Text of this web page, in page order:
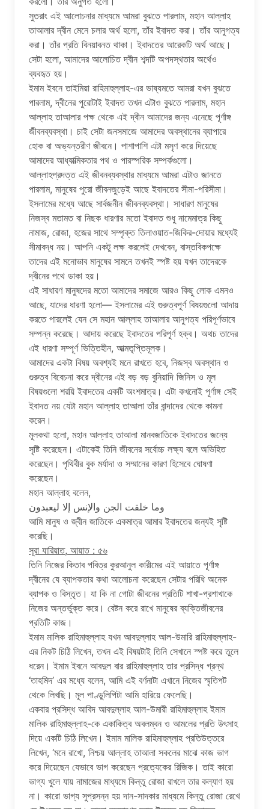
সুতরাং এই আলোচনার মাধ্যমে আমরা বুঝতে পারলাম, মহান আল্লাহ
তাআলার দ্বীন মেনে চলার অর্থ হলো, তাঁর ইবাদত করা। তাঁর আনুগত্য
করা। তাঁর প্রতি বিনয়াবনত থাকা। ইবাদতের আরেকটি অর্থ আছে।
সেটা হলো, আমাদের আলোচিত দ্বীন শব্দটি অপদস্থতার অর্থেও
ব্যবহৃত হয়।
ইমাম ইবনে তাইমিয়া রাহিমাহুল্লাহ-এর ভাষ্যমতে আমরা যখন বুঝতে
পারলাম, দ্বীনের পুরোটাই ইবাদত তখন এটাও বুঝতে পারলাম, মহান
আল্লাহ তাআলার পক্ষ থেকে এই দ্বীন আমাদের জন্য এনেছে পূর্ণাঙ্গ
জীবনব্যবস্থা। চাই সেটা জনসমাজে আমাদের অবস্থানের ব্যাপারে
হোক বা অভ্যন্তরীণ জীবনে। পাশাপাশি এটা মসৃণ করে দিয়েছে
আমাদের আধ্যাত্মিকতার পথ ও পারস্পরিক সম্পর্কগুলো।
আল্লাহপ্রদত্ত এই জীবনব্যবস্থার মাধ্যমে আমরা এটাও জানতে
পারলাম, মানুষের পুরো জীবনজুড়েই আছে ইবাদতের সীমা-পরিসীমা।
ইসলামের মধ্যে আছে সার্বজনীন জীবনব্যবস্থা। সাধারণ মানুষের
নিজস্ব মতামত বা নিছক ধারণার মতো ইবাদত শুধু নামেমাত্র কিছু
নামাজ, রোজা, হজের সাথে সম্পৃক্ত তিলাওয়াত-জিকির-দোয়ার মধ্যেই
সীমাবদ্ধ নয়। আপনি একটু লক্ষ করলেই দেখবেন, বাস্তবিকপক্ষে
তাদের এই মনোভাব মানুষের সামনে তখনই স্পষ্ট হয় যখন তাদেরকে
দ্বীনের পথে ডাকা হয়।
এই সাধারণ মানুষদের মতো আমাদের সমাজে আরও কিছু লোক এমনও
আছে, যাদের ধারণা হলো— ইসলামের এই গুরুত্বপূর্ণ বিষয়গুলো আদায়
করতে পারলেই যেন সে মহান আল্লাহ তাআলার আনুগত্য পরিপূর্ণভাবে
সম্পন্ন করেছে। আদায় করেছে ইবাদতের পরিপূর্ণ হক্ব। অথচ তাদের
এই ধারণা সম্পূর্ণ ভিত্তিহীন, আত্মতৃপ্তিমূলক।
আমাদের একটা বিষয় অবশ্যই মনে রাখতে হবে, নিজস্ব অবস্থান ও
গুরুত্ব বিবেচনা করে দ্বীনের এই বড় বড় বুনিয়াদি জিনিস ও মূল
বিষয়গুলো শরয়ি ইবাদতের একটি অংশমাত্র। এটা কখনোই পূর্ণাঙ্গ সেই
ইবাদত নয় যেটা মহান আল্লাহ তাআলা তাঁর বান্দাদের থেকে কামনা
করেন।
মূলকথা হলো, মহান আল্লাহ তাআলা মানবজাতিকে ইবাদতের জন্যে
সৃষ্টি করেছেন। এটাকেই তিনি জীবনের সর্বোচ্চ লক্ষ্য বলে অভিহিত
করেছেন। পৃথিবীর বুক মর্যাদা ও সম্মানের কারণ হিসেবে ঘোষণা
করেছেন।
মহান আল্লাহ বলেন,
وما خلقت الجن والإنس إلا ليعبدون
আমি মানুষ ও জ্বীন জাতিকে একমাত্র আমার ইবাদতের জন্যই সৃষ্টি
করেছি।
সূরা যারিয়াত, আয়াত : ৫৬
তিনি নিজের কিতাব পবিত্র কুরআনুল কারীমের এই আয়াতে পূর্ণাঙ্গ
দ্বীনের যে ব্যাপকতার কথা আলোচনা করেছেন সেটার পরিধি অনেক
ব্যাপক ও বিস্তৃত। যা কি না গোটা জীবনের প্রতিটি শাখা-প্রশাখাকে
নিজের অন্তর্ভুক্ত করে। বেষ্টন করে রাখে মানুষের ব্যক্তিজীবনের
প্রতিটি কাজ।
ইমাম মালিক রাহিমাহুল্লাহ যখন আবদুল্লাহ আল-উমারি রাহিমাহুল্লাহ-
এর নিকট চিঠি লিখেন, তখন এই বিষয়টাই তিনি সেখানে স্পষ্ট করে তুলে
ধরেন। ইমাম ইবনে আবদুল বার রাহিমাহুল্লাহ তার প্রসিদ্ধ গ্রন্থ
‘তাহমিদ’ এর মধ্যে বলেন, আমি এই বর্ণনাটা এখানে নিজের স্মৃতিপট
থেকে লিখছি। মূল পাণ্ডুলিপিটা আমি হারিয়ে ফেলেছি।
একবার প্রসিদ্ধ আবিদ আবদুল্লাহ আল-উমারী রাহিমাহুল্লাহ ইমাম
মালিক রাহিমাহুল্লাহ-কে একাকিত্ব অবলম্বন ও আমলের প্রতি উৎসাহ
দিয়ে একটি চিঠি লিখেন। ইমাম মালিক রাহিমাহুল্লাহ প্রতিউত্তরে
লিখেন, ‘মনে রাখো, নিশ্চয় আল্লাহ তাআলা সকলের মাঝে কাজ ভাগ
করে দিয়েছেন যেভাবে ভাগ করেছেন প্রত্যেকের রিজিক। তাই কারো
ভাগ্য খুলে যায় নামাজের মাধ্যমে কিন্তু রোজা রাখলে তার কল্যাণ হয়
না। কারো ভাগ্য সুপ্রসন্ন হয় দান-সাদকার মাধ্যমে কিন্তু রোজা রেখে